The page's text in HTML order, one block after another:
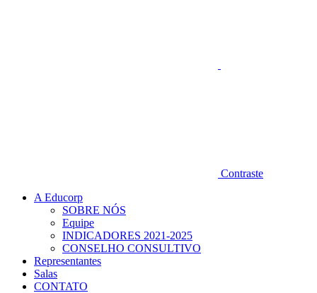
Contraste
A Educorp
SOBRE NÓS
Equipe
INDICADORES 2021-2025
CONSELHO CONSULTIVO
Representantes
Salas
CONTATO